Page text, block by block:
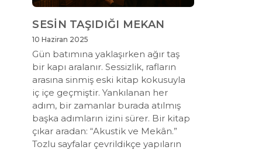
SESİN TAŞIDIĞI MEKAN
10 Haziran 2025
Gün batımına yaklaşırken ağır taş
bir kapı aralanır. Sessizlik, rafların
arasına sinmiş eski kitap kokusuyla
iç içe geçmiştir. Yankılanan her
adım, bir zamanlar burada atılmış
başka adımların izini sürer. Bir kitap
çıkar aradan: “Akustik ve Mekân.”
Tozlu sayfalar çevrildikçe yapıların